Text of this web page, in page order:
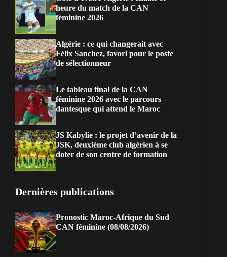
heure du match de la CAN
féminine 2026
Algérie : ce qui changerait avec
Félix Sanchez, favori pour le poste
de sélectionneur
Le tableau final de la CAN
féminine 2026 avec le parcours
dantesque qui attend le Maroc
JS Kabylie : le projet d’avenir de la
JSK, deuxième club algérien à se
doter de son centre de formation
Dernières publications
Pronostic Maroc-Afrique du Sud
CAN féminine (08/08/2026)